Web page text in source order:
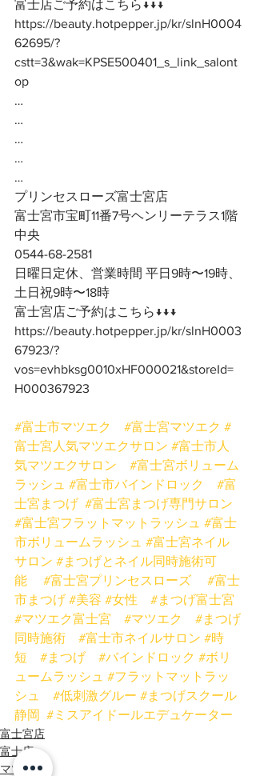
富士店ご予約はこちら↓↓↓
https://beauty.hotpepper.jp/kr/slnH0004
62695/?
cstt=3&wak=KPSE500401_s_link_salont
op
…
…
…
…
…
プリンセスローズ富士宮店
富士宮市宝町11番7号ヘンリーテラス1階
中央
0544-68-2581
日曜日定休、営業時間 平日9時〜19時、
土日祝9時〜18時
富士宮店ご予約はこちら↓↓↓
https://beauty.hotpepper.jp/kr/slnH0003
67923/?
vos=evhbksg0010xHF000021&storeId=
H000367923
#富士市マツエク #富士宮マツエク #
富士宮人気マツエクサロン #富士市人
気マツエクサロン
#富士宮ボリューム
ラッシュ #富士市バインドロック
#富
士宮まつげ #富士宮まつげ専門サロン
#富士宮フラットマットラッシュ #富士
市ボリュームラッシュ #富士宮ネイル
サロン #まつげとネイル同時施術可
能
#富士宮プリンセスローズ
#富士
市まつげ #美容 #女性
#まつげ富士宮
#マツエク富士宮
#マツエク
#まつげ
同時施術
#富士市ネイルサロン #時
短
#まつげ #バインドロック #ボリ
ュームラッシュ #フラットマットラッ
シュ
#低刺激グルー #まつげスクール
静岡 #ミスアイドールエデュケーター
富士宮店
富士店
マツエク